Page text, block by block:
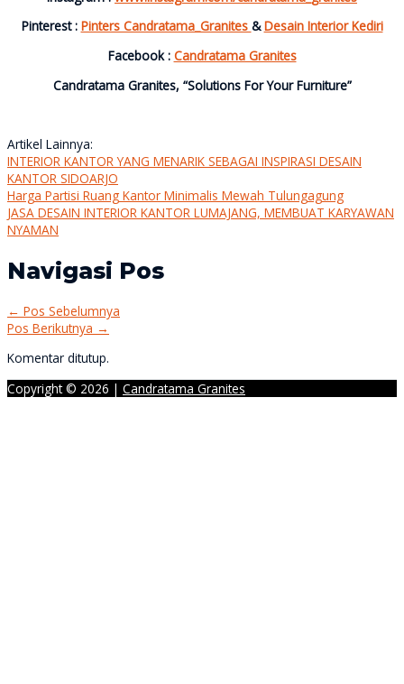
Pinterest : Pinters Candratama_Granites &Desain Interior Kediri
Facebook : Candratama Granites
Candratama Granites, “Solutions For Your Furniture”
Artikel Lainnya:
INTERIOR KANTOR YANG MENARIK SEBAGAI INSPIRASI DESAIN
KANTOR SIDOARJO
Harga Partisi Ruang Kantor Minimalis Mewah Tulungagung
JASA DESAIN INTERIOR KANTOR LUMAJANG, MEMBUAT KARYAWAN
NYAMAN
Navigasi Pos
← Pos Sebelumnya
Pos Berikutnya →
Komentar ditutup.
Copyright © 2026 | Candratama Granites